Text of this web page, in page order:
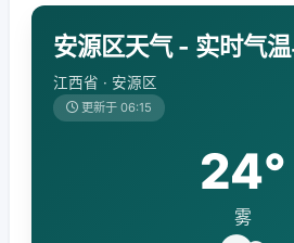
安源区天气 - 实时气
江西省 · 安源区
更新于 06:15
24°
雾